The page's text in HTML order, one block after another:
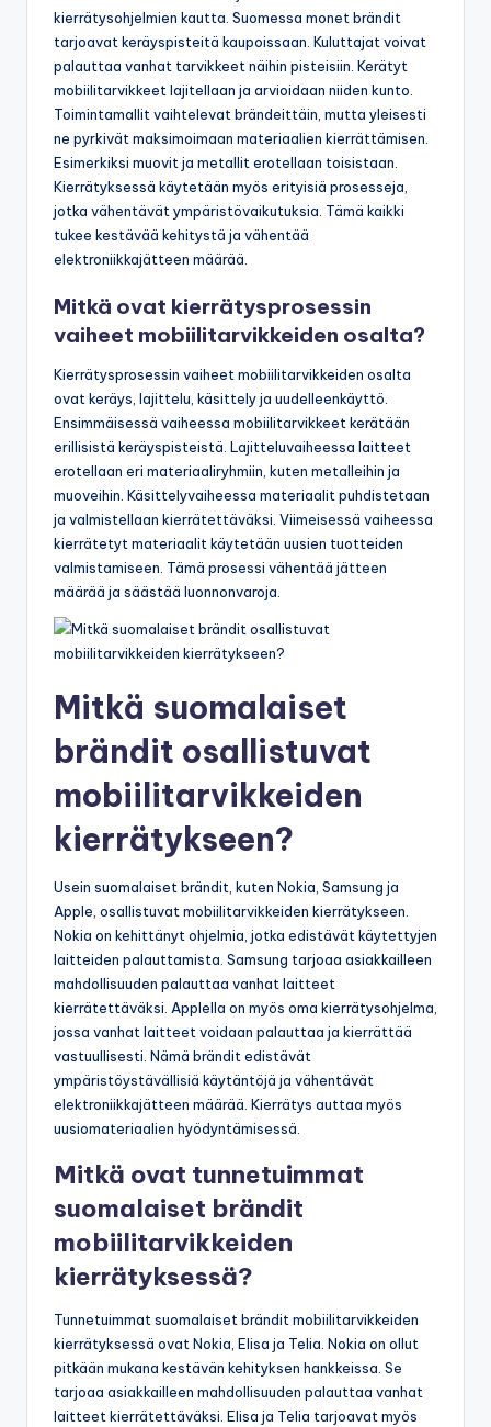
kierrätysohjelmien kautta. Suomessa monet brändit
tarjoavat keräyspisteitä kaupoissaan. Kuluttajat voivat
palauttaa vanhat tarvikkeet näihin pisteisiin. Kerätyt
mobiilitarvikkeet lajitellaan ja arvioidaan niiden kunto.
Toimintamallit vaihtelevat brändeittäin, mutta yleisesti
ne pyrkivät maksimoimaan materiaalien kierrättämisen.
Esimerkiksi muovit ja metallit erotellaan toisistaan.
Kierrätyksessä käytetään myös erityisiä prosesseja,
jotka vähentävät ympäristövaikutuksia. Tämä kaikki
tukee kestävää kehitystä ja vähentää
elektroniikkajätteen määrää.
Mitkä ovat kierrätysprosessin
vaiheet mobiilitarvikkeiden osalta?
Kierrätysprosessin vaiheet mobiilitarvikkeiden osalta
ovat keräys, lajittelu, käsittely ja uudelleenkäyttö.
Ensimmäisessä vaiheessa mobiilitarvikkeet kerätään
erillisistä keräyspisteistä. Lajitteluvaiheessa laitteet
erotellaan eri materiaaliryhmiin, kuten metalleihin ja
muoveihin. Käsittelyvaiheessa materiaalit puhdistetaan
ja valmistellaan kierrätettäväksi. Viimeisessä vaiheessa
kierrätetyt materiaalit käytetään uusien tuotteiden
valmistamiseen. Tämä prosessi vähentää jätteen
määrää ja säästää luonnonvaroja.
Mitkä suomalaiset
brändit osallistuvat
mobiilitarvikkeiden
kierrätykseen?
Usein suomalaiset brändit, kuten Nokia, Samsung ja
Apple, osallistuvat mobiilitarvikkeiden kierrätykseen.
Nokia on kehittänyt ohjelmia, jotka edistävät käytettyjen
laitteiden palauttamista. Samsung tarjoaa asiakkailleen
mahdollisuuden palauttaa vanhat laitteet
kierrätettäväksi. Applella on myös oma kierrätysohjelma,
jossa vanhat laitteet voidaan palauttaa ja kierrättää
vastuullisesti. Nämä brändit edistävät
ympäristöystävällisiä käytäntöjä ja vähentävät
elektroniikkajätteen määrää. Kierrätys auttaa myös
uusiomateriaalien hyödyntämisessä.
Mitkä ovat tunnetuimmat
suomalaiset brändit
mobiilitarvikkeiden
kierrätyksessä?
Tunnetuimmat suomalaiset brändit mobiilitarvikkeiden
kierrätyksessä ovat Nokia, Elisa ja Telia. Nokia on ollut
pitkään mukana kestävän kehityksen hankkeissa. Se
tarjoaa asiakkailleen mahdollisuuden palauttaa vanhat
laitteet kierrätettäväksi. Elisa ja Telia tarjoavat myös